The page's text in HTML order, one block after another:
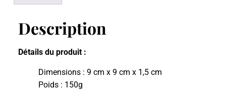
Description
Détails du produit :
Dimensions : 9 cm x 9 cm x 1,5 cm
Poids : 150g